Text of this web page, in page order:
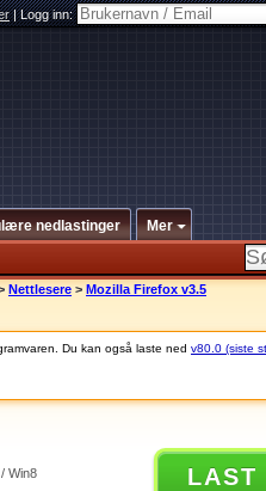
|Logg inn:
nedlastinger Mer
Nettlesere > Mozilla Firefox v3.5
Du kan også laste ned v80.0 (siste
Win8 LAST